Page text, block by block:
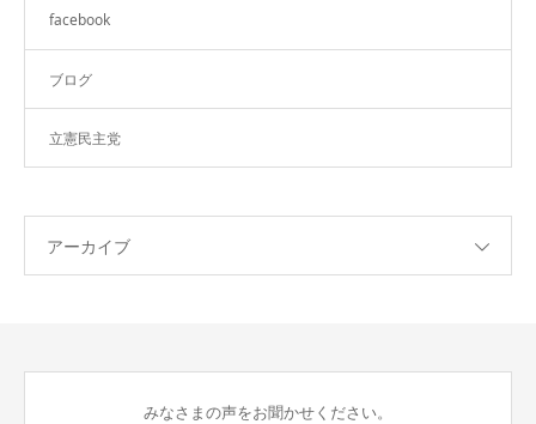
facebook
ブログ
立憲民主党
アーカイブ
みなさまの声をお聞かせください。